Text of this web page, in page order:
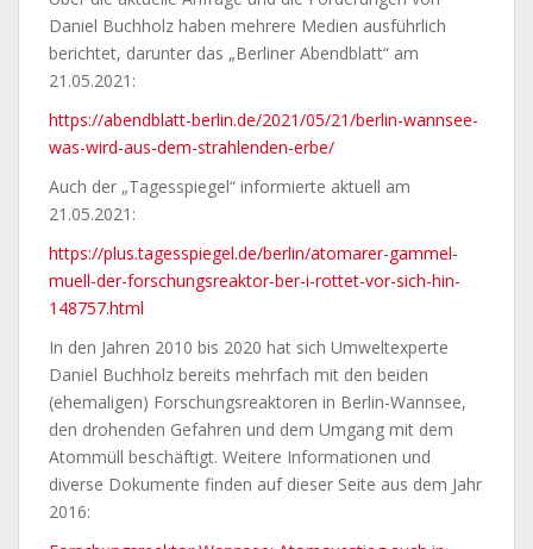
Daniel Buchholz haben mehrere Medien ausführlich
berichtet, darunter das „Berliner Abendblatt“ am
21.05.2021:
https://abendblatt-berlin.de/2021/05/21/berlin-wannsee-
was-wird-aus-dem-strahlenden-erbe/
Auch der „Tagesspiegel“ informierte aktuell am
21.05.2021:
https://plus.tagesspiegel.de/berlin/atomarer-gammel-
muell-der-forschungsreaktor-ber-i-rottet-vor-sich-hin-
148757.html
In den Jahren 2010 bis 2020 hat sich Umweltexperte
Daniel Buchholz bereits mehrfach mit den beiden
(ehemaligen) Forschungsreaktoren in Berlin-Wannsee,
den drohenden Gefahren und dem Umgang mit dem
Atommüll beschäftigt. Weitere Informationen und
diverse Dokumente finden auf dieser Seite aus dem Jahr
2016: